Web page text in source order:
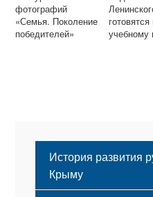
фотографий
«Семья. Поколение
победителей»
учебному
История развития
Крыму